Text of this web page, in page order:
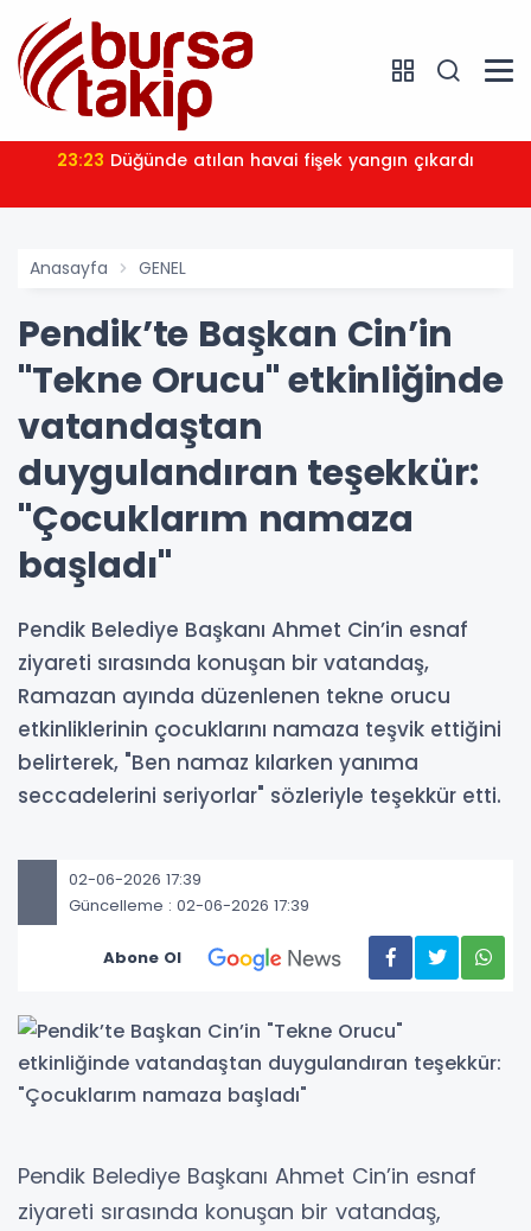
23:23 Düğünde atılan havai fişek yangın çıkardı
Anasayfa GENEL
Pendik’te Başkan Cin’in
"Tekne Orucu" etkinliğinde
vatandaştan
duygulandıran teşekkür:
"Çocuklarım namaza
başladı"
Pendik Belediye Başkanı Ahmet Cin’in esnaf
ziyareti sırasında konuşan bir vatandaş,
Ramazan ayında düzenlenen tekne orucu
etkinliklerinin çocuklarını namaza teşvik ettiğini
belirterek, "Ben namaz kılarken yanıma
seccadelerini seriyorlar" sözleriyle teşekkür etti.
02-06-2026 17:39
Güncelleme : 02-06-2026 17:39
Abone Ol
Pendik Belediye Başkanı Ahmet Cin’in esnaf
ziyareti sırasında konuşan bir vatandaş,